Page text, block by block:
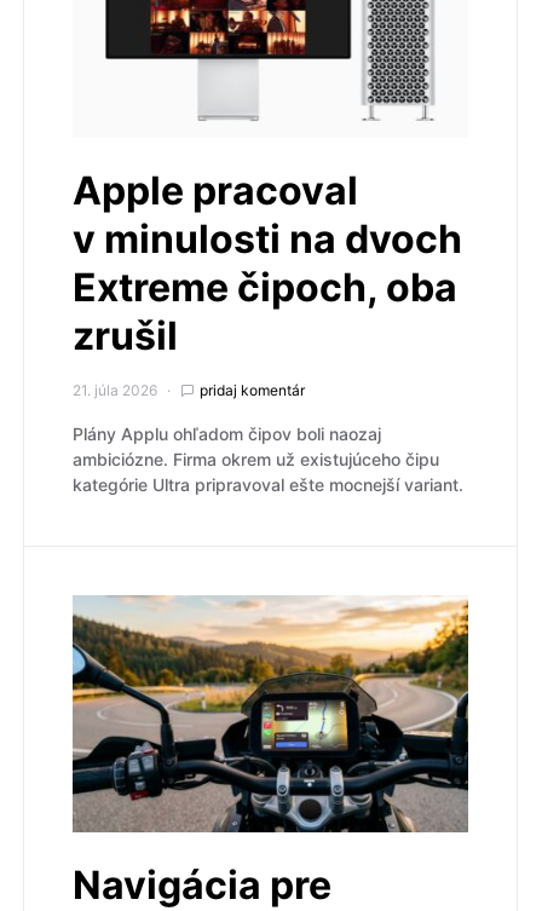
Apple pracoval
v minulosti na dvoch
Extreme čipoch, oba
zrušil
21. júla 2026 pridaj komentár
Plány Applu ohľadom čipov boli naozaj
ambiciózne. Firma okrem už existujúceho čipu
kategórie Ultra pripravoval ešte mocnejší variant.
Navigácia pre